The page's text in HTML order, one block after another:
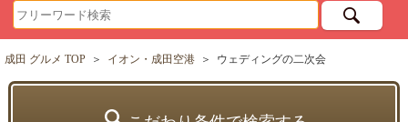
成田 グルメ TOP ＞ イオン・成田空港 ＞ ウェディングの二次会